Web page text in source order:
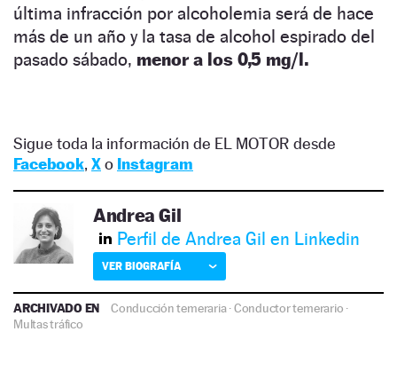
última infracción por alcoholemia será de hace
más de un año y la tasa de alcohol espirado del
pasado sábado, menor a los 0,5 mg/l.
Sigue toda la información de EL MOTOR desde
Facebook, Xo Instagram
Andrea Gil
Perfil de Andrea Gil en Linkedin
VER BIOGRAFÍA
ARCHIVADO EN Conducción temeraria·Conductor temerario ·
Multas tráfico